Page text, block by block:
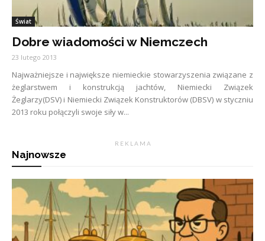
Świat
Dobre wiadomości w Niemczech
23 lutego 2013
Najważniejsze i największe niemieckie stowarzyszenia związane z
żeglarstwem i konstrukcją jachtów, Niemiecki Związek
Żeglarzy(DSV) i Niemiecki Związek Konstruktorów (DBSV) w styczniu
2013 roku połączyli swoje siły w...
R E K L A M A
Najnowsze